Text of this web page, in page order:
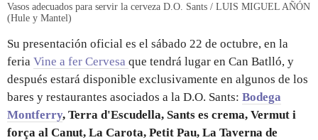
Vasos adecuados para servir la cerveza D.O. Sants / LUIS MIGUEL AÑÓN
(Hule y Mantel)
Su presentación oficial es el sábado 22 de octubre, en la
feria Vine a fer Cervesa que tendrá lugar en Can Batlló, y
después estará disponible exclusivamente en algunos de los
bares y restaurantes asociados a la D.O. Sants: Bodega
Montferry, Terra d'Escudella, Sants es crema, Vermut i
força al Canut, La Carota, Petit Pau, La Taverna de